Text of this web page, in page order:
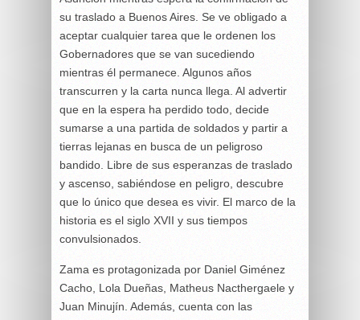
su traslado a Buenos Aires. Se ve obligado a
aceptar cualquier tarea que le ordenen los
Gobernadores que se van sucediendo
mientras él permanece. Algunos años
transcurren y la carta nunca llega. Al advertir
que en la espera ha perdido todo, decide
sumarse a una partida de soldados y partir a
tierras lejanas en busca de un peligroso
bandido. Libre de sus esperanzas de traslado
y ascenso, sabiéndose en peligro, descubre
que lo único que desea es vivir. El marco de la
historia es el siglo XVII y sus tiempos
convulsionados.
Zama es protagonizada por Daniel Giménez
Cacho, Lola Dueñas, Matheus Nacthergaele y
Juan Minujín. Además, cuenta con las